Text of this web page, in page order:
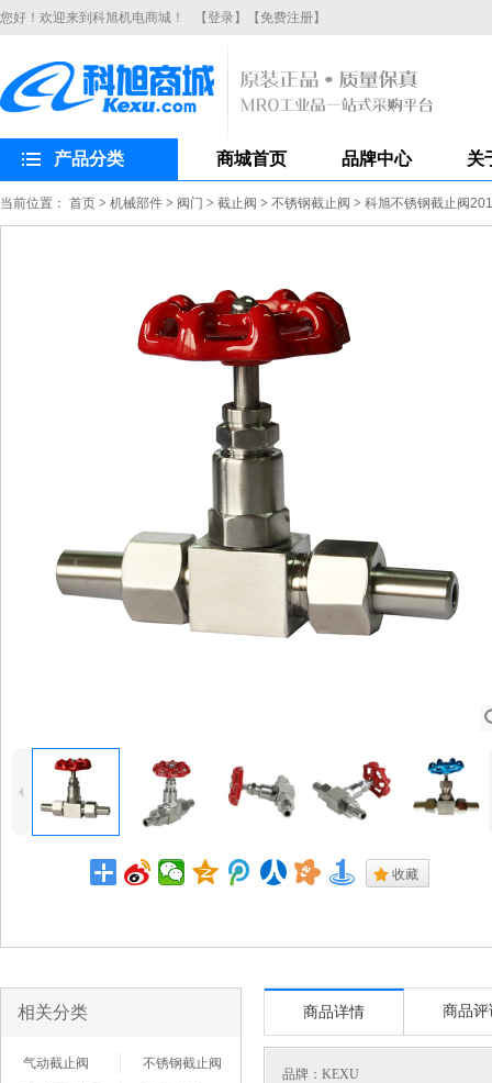
您好！欢迎来到科旭机电商城！ 【登录】 【免费注册】
产品分类 商城首页 品牌中心 关
当前位置： 首页 > 机械部件 > 阀门 > 截止阀 > 不锈钢截止阀 > 科旭不锈钢截止阀
4
. 收藏
相关分类
气动截止阀
不锈钢截止阀
商品详情 商品评
品牌： KEXU